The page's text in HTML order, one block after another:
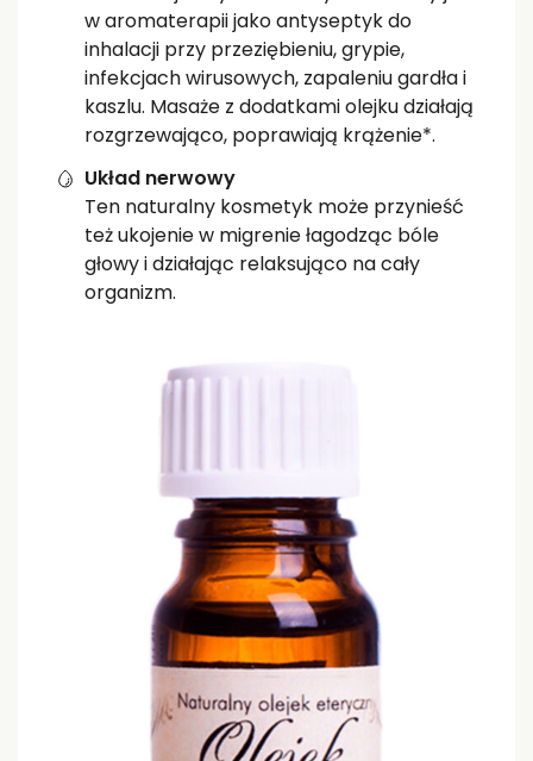
w aromaterapii jako antyseptyk do
inhalacji przy przeziębieniu, grypie,
infekcjach wirusowych, zapaleniu gardła i
kaszlu. Masaże z dodatkami olejku działają
rozgrzewająco, poprawiają krążenie*.
Układ nerwowy
Ten naturalny kosmetyk może przynieść
też ukojenie w migrenie łagodząc bóle
głowy i działając relaksująco na cały
organizm.